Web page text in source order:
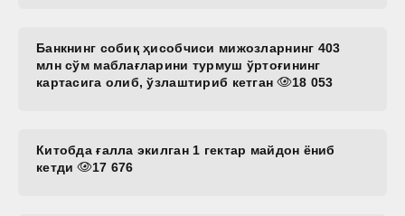
Банкнинг собиқ ҳисобчиси мижозларнинг 403
млн сўм маблағларини турмуш ўртоғининг
картасига олиб, ўзлаштириб кетган
18 053
Китобда ғалла экилган 1 гектар майдон ёниб
кетди
17 676